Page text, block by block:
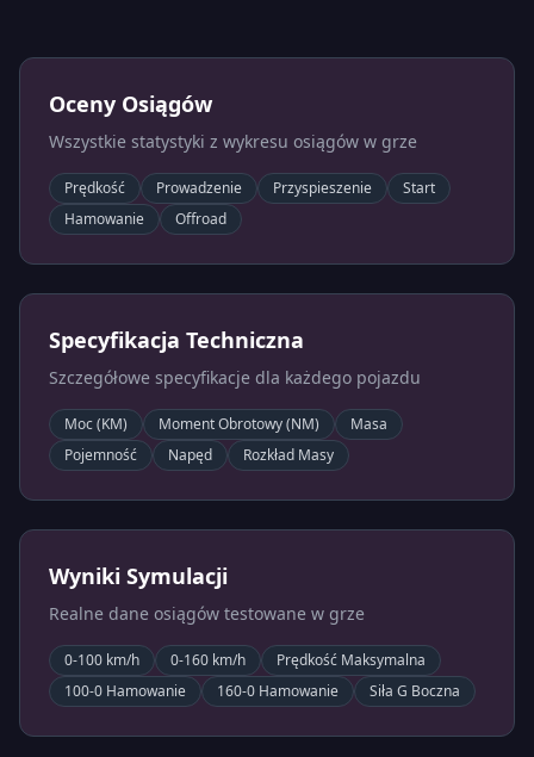
Oceny Osiągów
Wszystkie statystyki z wykresu osiągów w grze
Prędkość Prowadzenie Przyspieszenie
Start
Hamowanie
Offroad
Specyfikacja Techniczna
Szczegółowe specyfikacje dla każdego pojazdu
Moc (KM) Moment Obrotowy (NM)
Masa
Pojemność
Napęd Rozkład Masy
Wyniki Symulacji
Realne dane osiągów testowane w grze
0-100 km/h 0-160 km/h
Prędkość Maksymalna
100-0 Hamowanie
160-0 Hamowanie Siła G Boczna